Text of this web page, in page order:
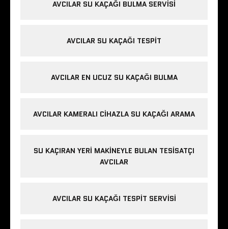
AVCILAR SU KAÇAĞI BULMA SERVISI
AVCILAR SU KAÇAĞI TESPIT
AVCILAR EN UCUZ SU KAÇAĞI BULMA
AVCILAR KAMERALI CIHAZLA SU KAÇAĞI ARAMA
SU KAÇIRAN YERI MAKINEYLE BULAN TESISATÇI
AVCILAR
AVCILAR SU KAÇAĞI TESPIT SERVISI